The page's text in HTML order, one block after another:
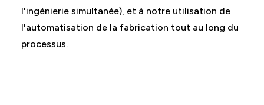
l'ingénierie simultanée), et à notre utilisation de
l'automatisation de la fabrication tout au long du
processus.